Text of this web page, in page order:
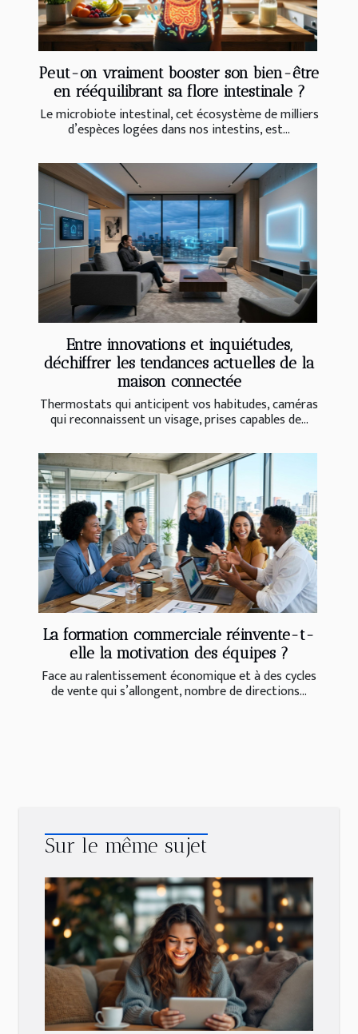
Peut-on vraiment booster son bien-être
en rééquilibrant sa flore intestinale ?
Le microbiote intestinal, cet écosystème de milliers
d’espèces logées dans nos intestins, est...
Entre innovations et inquiétudes,
déchiffrer les tendances actuelles de la
maison connectée
Thermostats qui anticipent vos habitudes, caméras
qui reconnaissent un visage, prises capables de...
La formation commerciale réinvente-t-
elle la motivation des équipes ?
Face au ralentissement économique et à des cycles
de vente qui s’allongent, nombre de directions...
Sur le même sujet